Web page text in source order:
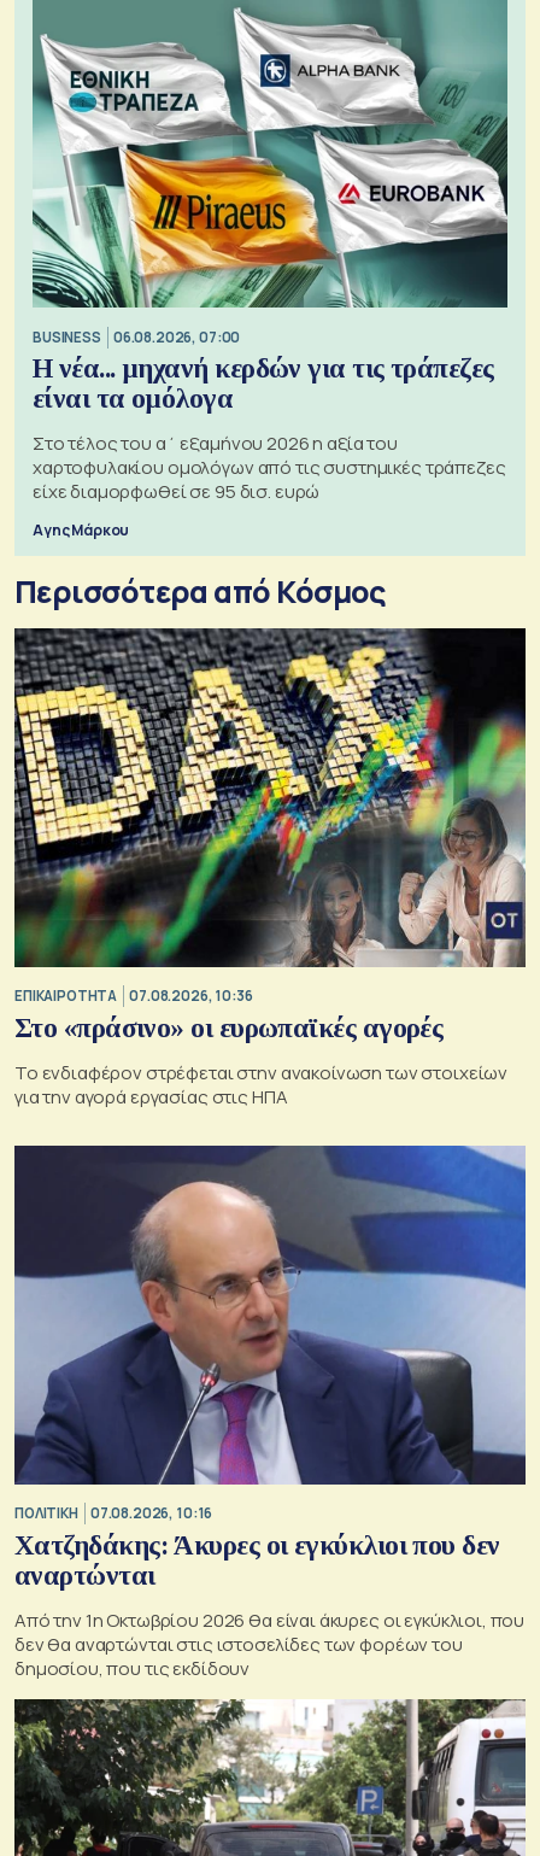
BUSINESS 06.08.2026, 07:00
Η νέα... μηχανή κερδών για τις τράπεζες
είναι τα ομόλογα
Στο τέλος του α΄ εξαμήνου 2026 η αξία του
χαρτοφυλακίου ομολόγων από τις συστημικές τράπεζες
είχε διαμορφωθεί σε 95 δισ. ευρώ
Αγης Μάρκου
Περισσότερα από Κόσμος
ΕΠΙΚΑΙΡΟΤΗΤΑ 07.08.2026, 10:36
Στο «πράσινο» οι ευρωπαϊκές αγορές
Το ενδιαφέρον στρέφεται στην ανακοίνωση των στοιχείων
για την αγορά εργασίας στις ΗΠΑ
ΠΟΛΙΤΙΚΗ 07.08.2026, 10:16
Χατζηδάκης: Άκυρες οι εγκύκλιοι που δεν
αναρτώνται
Από την 1η Οκτωβρίου 2026 θα είναι άκυρες οι εγκύκλιοι, που
δεν θα αναρτώνται στις ιστοσελίδες των φορέων του
δημοσίου, που τις εκδίδουν